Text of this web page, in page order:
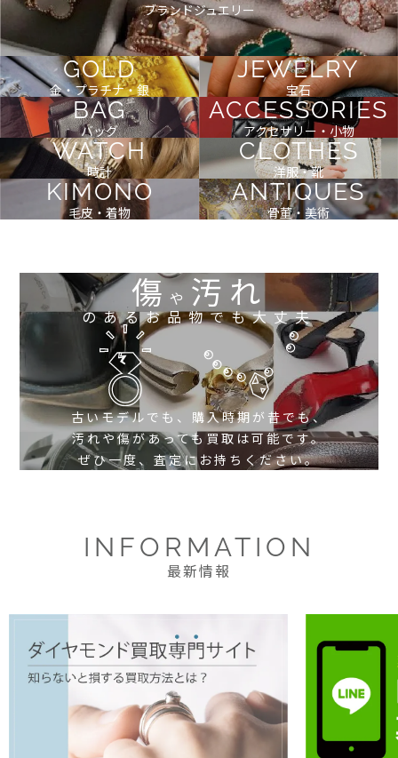
ブランドジュエリー
GOLD
金・プラチナ・銀
JEWELRY
宝石
BAG
バッグ
ACCESSORIES
アクセサリー・小物
WATCH
時計
CLOTHES
洋服・靴
KIMONO
毛皮・着物
ANTIQUES
骨董・美術
傷や 汚れ
のあるお品物でも大丈夫
古いモデルでも、購入時期が昔でも、
汚れや傷があっても買取は可能です。
ぜひ一度、査定にお持ちください。
INFORMATION
最新情報